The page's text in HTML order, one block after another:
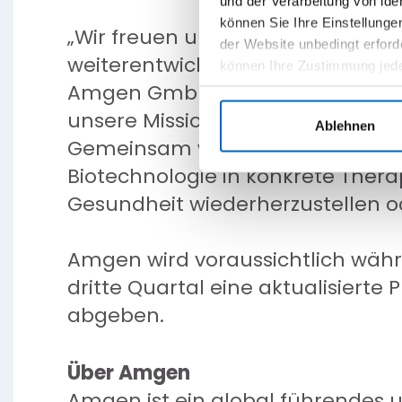
können Sie Ihre
der Website unbedingt
können Ihre Zustimmung
Ablehnen
„Wir freuen uns darauf, die
weiterentwickeln zu können",
Amgen GmbH in Deutschland.
unsere Mission weiter
Gemeinsam werden wir das
Biotechnologie in konkrete
Gesundheit wiederherzustellen
Amgen wird voraussichtlich
dritte Quartal eine aktualisierte
abgeben.
Über Amgen